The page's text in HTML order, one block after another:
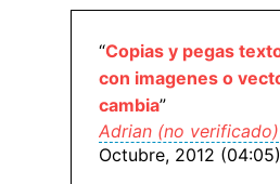
“Copias y pegas
con imagenes o
cambia”
Adrian (no verificado)
Octubre, 2012 (04:05)